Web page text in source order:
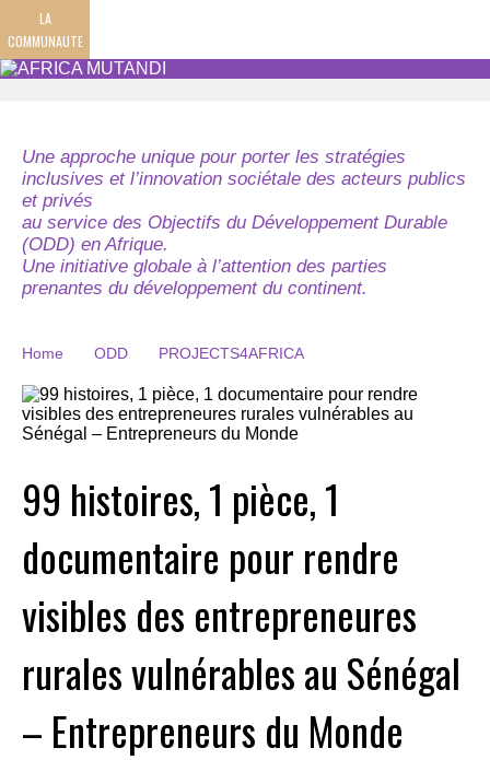
LA
COMMUNAUTE
Une approche unique pour porter les stratégies
inclusives et l’innovation sociétale des acteurs publics
et privés
au service des Objectifs du Développement Durable
(ODD) en Afrique.
Une initiative globale à l’attention des parties
prenantes du développement du continent.
Home ODD PROJECTS4AFRICA
99 histoires, 1 pièce, 1
documentaire pour rendre
visibles des entrepreneures
rurales vulnérables au Sénégal
– Entrepreneurs du Monde